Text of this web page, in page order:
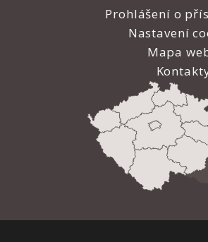
Prohlášení o
Nastavení
Mapa